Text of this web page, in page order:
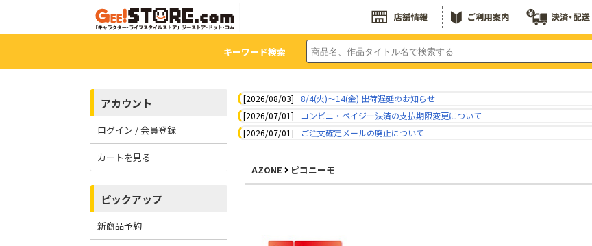
キーワード検索
アカウント
ログイン / 会員登録
カートを見る
ピックアップ
新商品予約
[2026/08/03]
8/4(火)～14(金) 出荷遅延のお知らせ
[2026/07/01]
コンビニ・ペイジー決済の支払期限変更について
[2026/07/01]
ご注文確定メールの廃止について
AZONE ピコニーモ